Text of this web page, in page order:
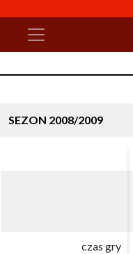
SEZON 2008/2009
czas gry
czas gry